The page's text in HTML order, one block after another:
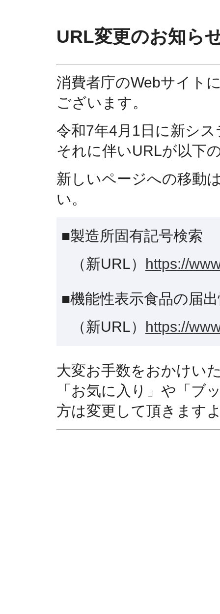
URL変更のお知ら
消費者庁のWebサイト
ございます。
令和7年4月1日に新シ
それに伴いURLが以下
新しいページへの移動
い。
■製造所固有記号検索
（新URL） https://
■機能性表示食品の届
（新URL） https://
大変お手数をおかけい
「お気に入り」や「ブ
方は変更して頂きます